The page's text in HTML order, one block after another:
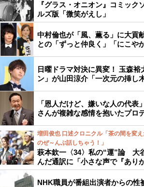
『グラス・オニオン』コミック
ルズ版「微笑がえし」
中村倫也が「風、薫る」に大貢
との「ずっと仲良く」「にこや
日曜ドラマ対決に異変！ 玉森裕
ン」が山田涼介「一次元の挿し
「恩人だけど、嫌いな人の代表
さんが複雑な感情を抱いたプロ
増田俊也 口述クロニクル「茶の間を変
のぜ～んぶ話しちゃう！」
萩本欽一〈34〉私の“運”論 大
んだ通訳に「小さな声で『あり
NHK職員が番組出演者からの性